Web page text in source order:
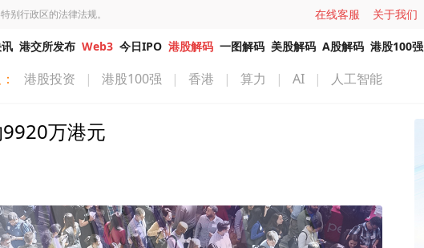
别行政区的法律法规。 在线客服 关于我们
港交所发布 Web3 今日IPO 港股解码 一图解码 美股解码 A股解码 港股100强
港股投资 | 港股100强 | 香港 | 算力 | AI | 人工智能
万港元